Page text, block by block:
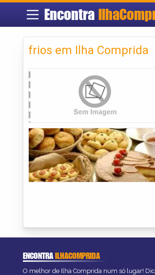
Encontra
frios em Ilha Comprida
ENCONTRAILHACOMPRIDA
O melhor de Ilha Comprida num só lugar!